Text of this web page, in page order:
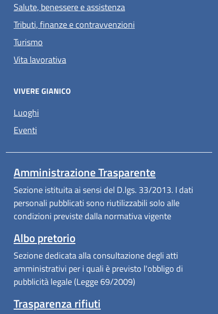
Salute, benessere e assistenza
Tributi, finanze e contravvenzioni
Turismo
Vita lavorativa
VIVERE GIANICO
Luoghi
Eventi
Amministrazione Trasparente
Sezione istituita ai sensi del D.lgs. 33/2013. I dati
personali pubblicati sono riutilizzabili solo alle
condizioni previste dalla normativa vigente
Albo pretorio
Sezione dedicata alla consultazione degli atti
amministrativi per i quali è previsto l'obbligo di
pubblicità legale (Legge 69/2009)
Trasparenza rifiuti